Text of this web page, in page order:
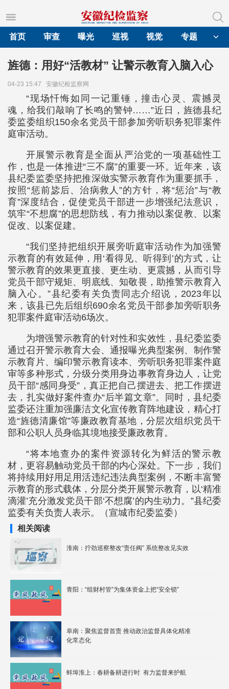
首页
审查 曝光 巡视 视觉 专题
旌德：用好“活教材” 让警示教育入脑入心
04-23 15:47 安徽纪检监察网
“现场忏悔如同一记重锤，撞击心灵、震撼灵
魂，给我们敲响了长鸣的警钟……”近日，旌德县纪
委监委组织150余名党员干部参加旁听职务犯罪案件
庭审活动。
开展警示教育是全面从严治党的一项基础性工
作，也是一体推进“三不腐”的重要一环。近年来，该
县纪委监委坚持把推深做实警示教育作为重要抓手，
按照“惩前毖后、治病救人”的方针，将“惩治”与“教
育”深度结合，促使党员干部进一步增强纪法意识，
筑牢“不想腐”的思想防线，有力推动以案促教、以案
促改、以案促建。
“我们坚持把组织开展旁听庭审活动作为加强警
示教育的有效延伸，用‘看得见、听得到’的方式，让
警示教育的效果更直接、更生动、更震撼，从而引导
党员干部守规矩、明底线、知敬畏，助推警示教育入
脑入心。”县纪委有关负责同志介绍说，2023年以
来，该县已先后组织690余名党员干部参加旁听职务
犯罪案件庭审活动6场次。
为增强警示教育的针对性和实效性，县纪委监委
通过召开警示教育大会、通报曝光典型案例、制作警
示教育片、编印警示教育读本、旁听职务犯罪案件庭
审等多种形式，分级分类用身边事教育身边人，让党
员干部“感同身受”，真正把自己摆进去、把工作摆进
去，扎实做好案件查办“后半篇文章”。同时，县纪委
监委还注重加强廉洁文化宣传教育阵地建设，精心打
造“旌德清廉馆”等廉政教育基地，分层次组织党员干
部和公职人员身临其境地接受廉政教育。
“将本地查办的案件资源转化为鲜活的警示教
材，更容易触动党员干部的内心深处。下一步，我们
将持续用好用足用活违纪违法典型案例，不断丰富警
示教育的形式载体，分层分类开展警示教育，以‘精准
滴灌’充分激发党员干部‘不想腐’的内生动力。”县纪委
监委有关负责人表示。（宣城市纪委监委）
相关阅读
淮南：拧劲巡察整改“责任阀” 系统整改见实效
青阳：“组财村管”为集体资金上把“安全锁”
阜南：聚焦监督首责 推动政治监督具体化精准
化常态化
蚌埠淮上：春耕备耕进行时 有力监督来护航